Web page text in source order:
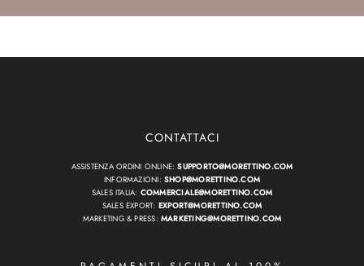
CONTATTACI
ASSISTENZA ORDINI ONLINE:SUPPORTO@MORETTINO.COM
INFORMAZIONI:SHOP@MORETTINO.COM
SALES ITALIA: COMMERCIALE@MORETTINO.COM
SALES EXPORT: EXPORT@MORETTINO.COM
MARKETING & PRESS:MARKETING@MORETTINO.COM